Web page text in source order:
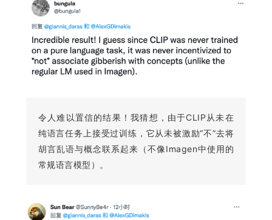
令人难以置信的结果！我猜想，由于CLIP从未在
纯语言任务上接受过训练，它从未被激励“不”去将
胡言乱语与概念联系起来（不像Imagen中使用的
常规语言模型）。